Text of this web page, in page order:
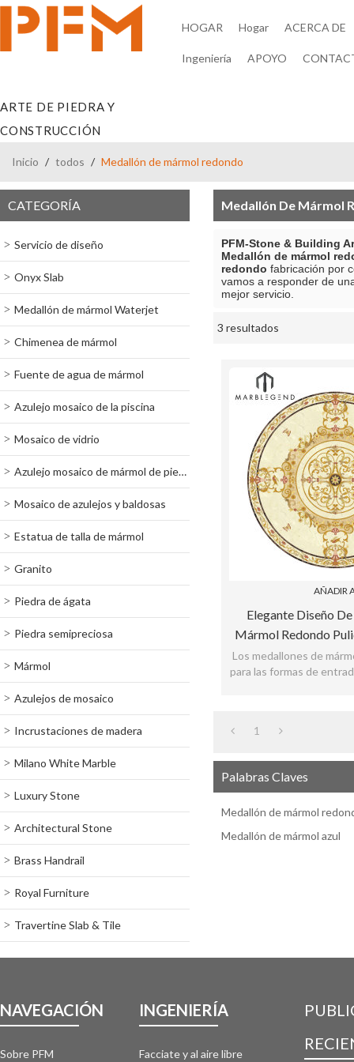
ARTE DE PIEDRA Y
CONSTRUCCIÓN
HOGAR Hogar ACERCA DE
Ingeniería APOYO
Inicio / todos / Medallón de mármol redondo
CATEGORÍA
Servicio de diseño
Onyx Slab
Medallón de mármol Waterjet
Chimenea de mármol
Fuente de agua de mármol
Azulejo mosaico de la piscina
Mosaico de vidrio
Azulejo mosaico de mármol de piedra
Mosaico de azulejos y baldosas
Estatua de talla de mármol
Granito
Piedra de ágata
Piedra semipreciosa
Mármol
Azulejos de mosaico
Incrustaciones de madera
Milano White Marble
Luxury Stone
Architectural Stone
Brass Handrail
Royal Furniture
Travertine Slab & Tile
Medallón De Mármol
PFM-Stone & Building
Medallón de mármol
redondo fabricación por
vamos a responder de
mejor servicio.
3 resultados
AÑADIR
Elegante Diseño
Mármol Redondo
Agua
Los medallones de
para las formas de
1
Palabras Claves
Medallón de mármol
Medallón de mármol azul
NAVEGACIÓN
Sobre PFM
INGENIERÍA
Facciate y al aire libre